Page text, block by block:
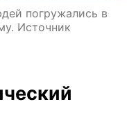
погружались в
Источник